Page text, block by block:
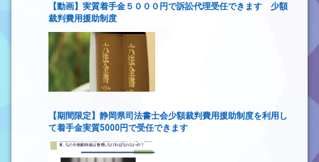
【動画】実質着手金５０００円で訴訟代理受任できます 少額
裁判費用援助制度
【期間限定】静岡県司法書士会少額裁判費用援助制度を利用し
て着手金実質5000円で受任できます